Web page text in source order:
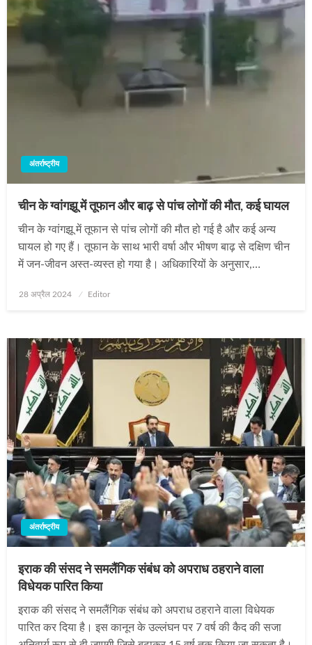
अंतर्राष्ट्रीय
चीन के ग्वांगझू में तूफान और बाढ़ से पांच लोगों की मौत, कई घायल
चीन के ग्वांगझू में तूफान से पांच लोगों की मौत हो गई है और कई अन्य
घायल हो गए हैं। तूफान के साथ भारी वर्षा और भीषण बाढ़ से दक्षिण चीन
में जन-जीवन अस्त-व्यस्त हो गया है। अधिकारियों के अनुसार,…
Posted
28 अप्रैल 2024 Editor
अंतर्राष्ट्रीय
इराक की संसद ने समलैंगिक संबंध को अपराध ठहराने वाला
विधेयक पारित किया
इराक की संसद ने समलैंगिक संबंध को अपराध ठहराने वाला विधेयक
पारित कर दिया है। इस कानून के उल्लंघन पर 7 वर्ष की कैद की सजा